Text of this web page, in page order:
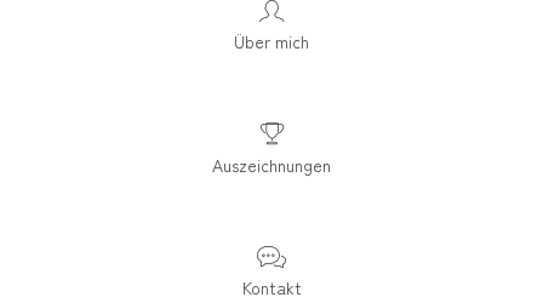
Über mich
Auszeichnungen
Kontakt